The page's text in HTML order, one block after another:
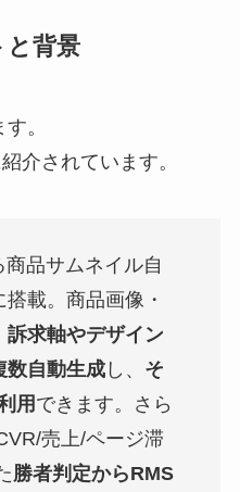
と背景
。
介されています。
商品サムネイル自
載。商品画像・
訴求軸やデザイン
数自動生成し、 そ
用 できます。さら
売上/ページ滞
勝者判定からRMS